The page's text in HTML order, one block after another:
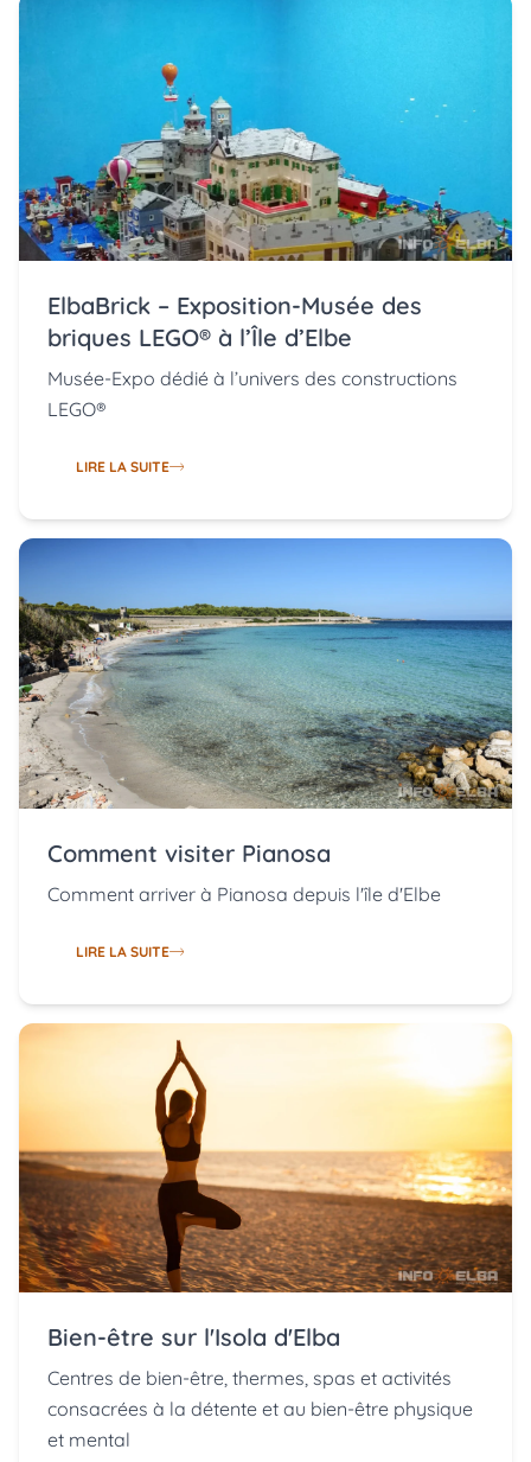
ElbaBrick – Exposition-Musée des
briques LEGO® à l’Île d’Elbe
Musée-Expo dédié à l’univers des constructions
LEGO®
LIRE LA SUITE
Comment visiter Pianosa
Comment arriver à Pianosa depuis l'île d'Elbe
LIRE LA SUITE
Bien-être sur l'Isola d'Elba
Centres de bien-être, thermes, spas et activités
consacrées à la détente et au bien-être physique
et mental